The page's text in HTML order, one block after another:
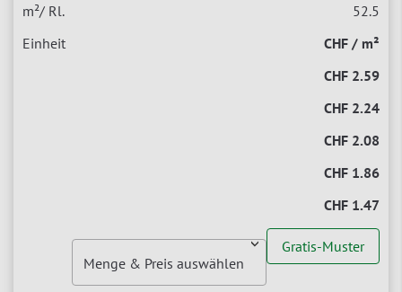
52.5
CHF / m²
CHF 2.59
CHF 2.24
CHF 2.08
CHF 1.86
CHF 1.47
Gratis-Muster